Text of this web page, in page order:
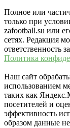
Полное или
только при
zafootball.su или
сетях. Редакция
ответственность
Политика
Наш сайт
использованием
таких как
посетителей и
эффективность
образом данные